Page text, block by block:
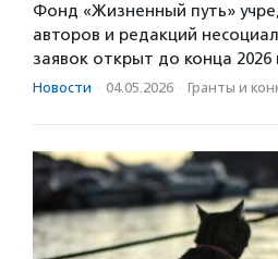
Фонд «Жизненный путь»
авторов и редакций
заявок открыт до конца 2026
Новости · 04.05.2026 · Гранты и